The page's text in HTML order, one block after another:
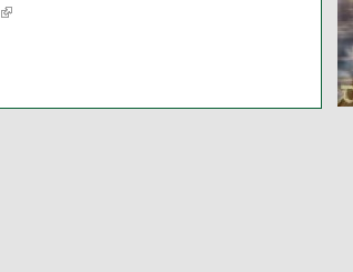
(link is